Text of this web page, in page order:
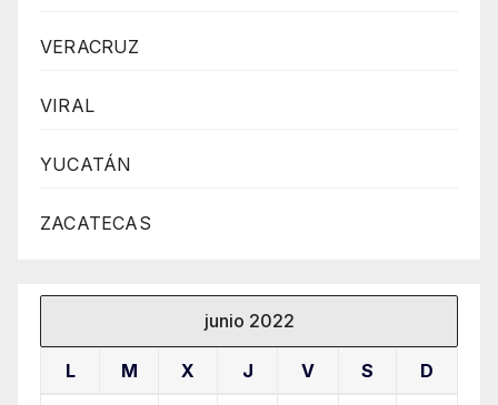
VERACRUZ
VIRAL
YUCATÁN
ZACATECAS
junio 2022
L M X J V S D